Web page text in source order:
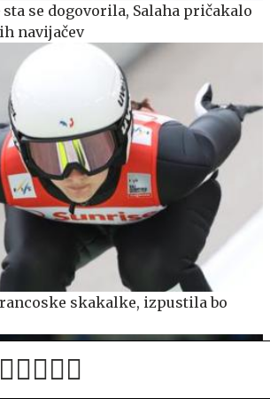
se dogovorila, Salaha pričakalo
navijačev
skakalke, izpustila bo